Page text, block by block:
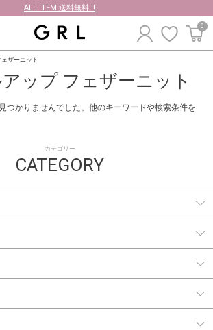
ALL ITEM 送料無料 !!
0
ザーニット
カテゴリー
CATEGORY
ップ フェザーニット
つかりませんでした。他のキーワードや検索条件を